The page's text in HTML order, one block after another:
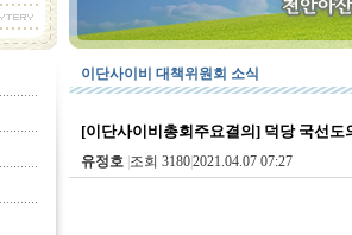
이단사이비 대책위원회 소식
[이단사이비총회주요결의] 덕당 국선
유정호 조회 31802021.04.07 07:27